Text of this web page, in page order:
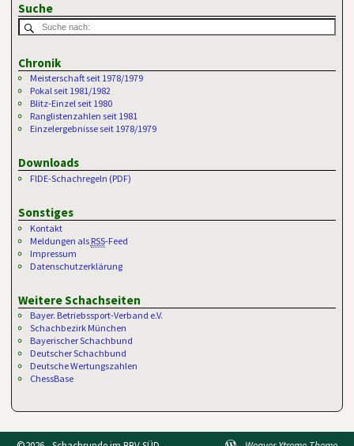
Suche
Chronik
Meisterschaft seit 1978/1979
Pokal seit 1981/1982
Blitz-Einzel seit 1980
Ranglistenzahlen seit 1981
Einzelergebnisse seit 1978/1979
Downloads
FIDE-Schachregeln (PDF)
Sonstiges
Kontakt
Meldungen als RSS-Feed
Impressum
Datenschutzerklärung
Weitere Schachseiten
Bayer. Betriebssport-Verband e.V.
Schachbezirk München
Bayerischer Schachbund
Deutscher Schachbund
Deutsche Wertungszahlen
ChessBase